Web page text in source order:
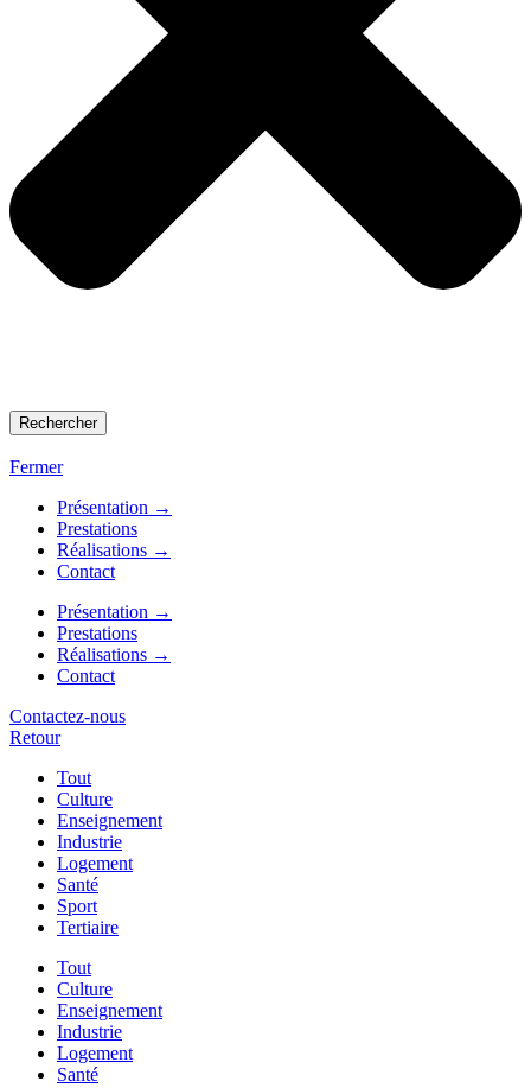
Rechercher
Fermer
Présentation →
Prestations
Réalisations →
Contact
Présentation →
Prestations
Réalisations →
Contact
Contactez-nous
Retour
Tout
Culture
Enseignement
Industrie
Logement
Santé
Sport
Tertiaire
Tout
Culture
Enseignement
Industrie
Logement
Santé